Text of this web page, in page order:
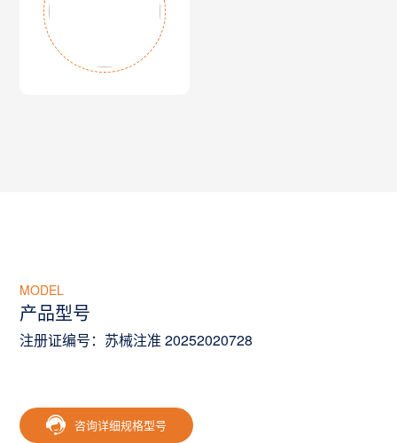
MODEL
产品型号
注册证编号：苏械注准 20252020728
咨询详细规格型号